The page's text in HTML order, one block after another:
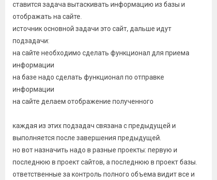
ставится задача вытаскивать информацию из базы и
отображать на сайте.
источник основной задачи это сайт, дальше идут
подзадачи:
на сайте необходимо сделать функционал для приема
информации
на базе надо сделать функционал по отправке
информации
на сайте делаем отображение полученного
каждая из этих подзадач связана с предыдущей и
выполняется после завершения предыдущей.
но вот назначить надо в разные проекты: первую и
последнюю в проект сайтов, а последнюю в проект базы.
ответственные за контроль полного объема видит все и